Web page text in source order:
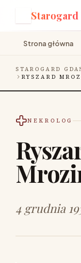
Starogard
Strona główna
STAROGARD
RYSZARD
NEKROLOG
4 grudnia